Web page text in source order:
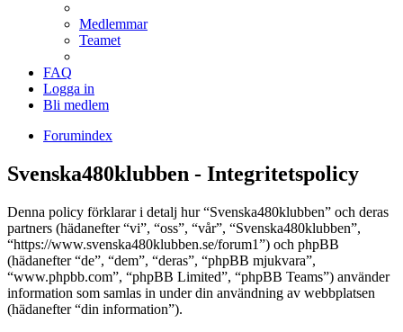
Medlemmar
Teamet
FAQ
Logga in
Bli medlem
Forumindex
Svenska480klubben - Integritetspolicy
Denna policy förklarar i detalj hur “Svenska480klubben” och deras
partners (hädanefter “vi”, “oss”, “vår”, “Svenska480klubben”,
“https://www.svenska480klubben.se/forum1”) och phpBB
(hädanefter “de”, “dem”, “deras”, “phpBB mjukvara”,
“www.phpbb.com”, “phpBB Limited”, “phpBB Teams”) använder
information som samlas in under din användning av webbplatsen
(hädanefter “din information”).